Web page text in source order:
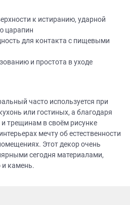
к истиранию, ударной
царапин
для контакта с пищевыми
и простота в уходе
часто используется при
или гостиных, а благодаря
трещинам в своём рисунке
мечту об естественности
Этот декор очень
сегодня материалами,
и камень.